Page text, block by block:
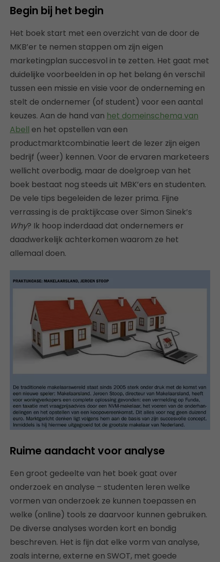
Begin bij het begin
Het boek start met een overzicht van de door de
MKB’er te nemen stappen om zijn eigen
marketingplan succesvol in te zetten. Het gaat met
duidelijke voorbeelden in op het belang én verschil
tussen een missie en visie voor de onderneming en
stelt de ondernemer (of student) voor een aantal
keuzes. Aan de hand van het domeinschema van
Abell en het opstellen van een
productmarktcombinatie leert de lezer zijn eigen
bedrijf (weer) kennen. Voor de ervaren marketeers
wellicht overbodig, maar de doelgroep van het
boek bestaat nog steeds uit MBK’ers en studenten.
De vele tips begeleiden de lezer prima. Fijne
verrassing is de praktijkcase over Simon Sinek’s
Why? Ik hoop inderdaad dat ondernemers er
daadwerkelijk achterkomen waarom ze het
allemaal doen.
Ruime aandacht voor analyse
Een groot gedeelte van het boek gaat over
onderzoek en analyse – studenten leren welke
vormen van onderzoek ze kunnen toepassen en
welke (online) tools ze daarvoor kunnen gebruiken.
De diverse analyses worden kort en bondig
beschreven. Het is fijn dat elke vorm van analyse,
zoals interne, externe en SWOT, met goede